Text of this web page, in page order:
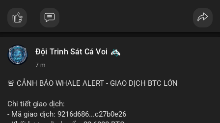
trong xe.
điểm nhé!Đội Trinh Sát Cá Voi
7 m
🚨 CẢNH BÁO WHALE ALERT - GIAO DỊCH BTC LỚN
Chi tiết giao dịch:
- Mã giao dịch: 9216d686...c27b0e26